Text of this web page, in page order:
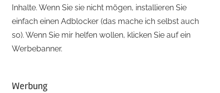
Inhalte. Wenn Sie sie nicht mögen, installieren Sie
einfach einen Adblocker (das mache ich selbst auch
so). Wenn Sie mir helfen wollen, klicken Sie auf ein
Werbebanner.
Werbung